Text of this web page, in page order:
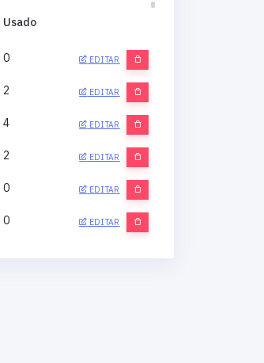
Usado
0 EDITAR
2 EDITAR
4 EDITAR
2 EDITAR
0 EDITAR
0 EDITAR